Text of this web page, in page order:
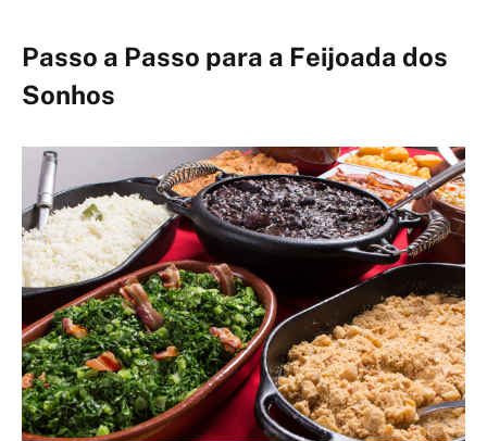
Passo a Passo para a Feijoada dos
Sonhos